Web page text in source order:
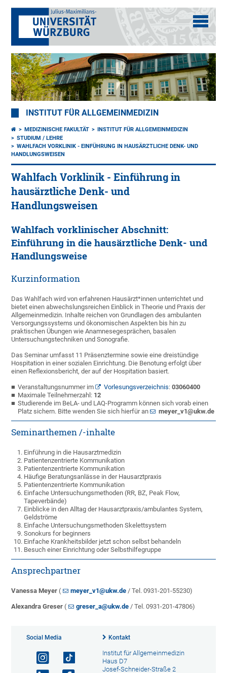
INSTITUT FÜR ALLGEMEINMEDIZIN
MEDIZINISCHE FAKULTÄT
INSTITUT FÜR ALLGEMEINMEDIZIN
STUDIUM / LEHRE
WAHLFACH VORKLINIK - EINFÜHRUNG IN HAUSÄRZTLICHE DENK- UND
HANDLUNGSWEISEN
Wahlfach Vorklinik - Einführung in
hausärztliche Denk- und
Handlungsweisen
Wahlfach vorklinischer Abschnitt:
Einführung in die hausärztliche Denk- und
Handlungsweise
Kurzinformation
Das Wahlfach wird von erfahrenen Hausärzt*innen unterrichtet und
bietet einen abwechslungsreichen Einblick in Theorie und Praxis der
Allgemeinmedizin. Inhalte reichen von Grundlagen des ambulanten
Versorgungssystems und ökonomischen Aspekten bis hin zu
praktischen Übungen wie Anamnesegesprächen, basalen
Untersuchungstechniken und Sonografie.
Das Seminar umfasst 11 Präsenztermine sowie eine dreistündige
Hospitation in einer sozialen Einrichtung. Die Benotung erfolgt über
einen Reflexionsbericht, der auf der Hospitation basiert.
Veranstaltungsnummer im Vorlesungsverzeichnis:03060400
Maximale Teilnehmerzahl: 12
Studierende im BeLA- und LAQ-Programm können sich vorab einen
Platz sichern. Bitte wenden Sie sich hierfür an
meyer_v1@ukw.de
Seminarthemen /-inhalte
Einführung in die Hausarztmedizin
Patientenzentrierte Kommunikation
Patientenzentrierte Kommunikation
Häufige Beratungsanlässe in der Hausarztpraxis
Patientenzentrierte Kommunikation
Einfache Untersuchungsmethoden (RR, BZ, Peak Flow,
Tapeverbände)
Einblicke in den Alltag der Hausarztpraxis/ambulantes System,
Geldströme
Einfache Untersuchungsmethoden Skelettsystem
Sonokurs for beginners
Einfache Krankheitsbilder jetzt schon selbst behandeln
Besuch einer Einrichtung oder Selbsthilfegruppe
Ansprechpartner
Vanessa Meyer ( meyer_v1@ukw.de / Tel. 0931-201-55230)
Alexandra Greser ( greser_a@ukw.de / Tel. 0931-201-47806)
Social Media Kontakt
Institut für Allgemeinmedizin
Haus D7
Josef-Schneider-Straße 2